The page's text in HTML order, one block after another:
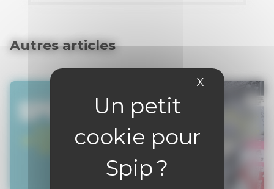
X Masquer le
Autres articles